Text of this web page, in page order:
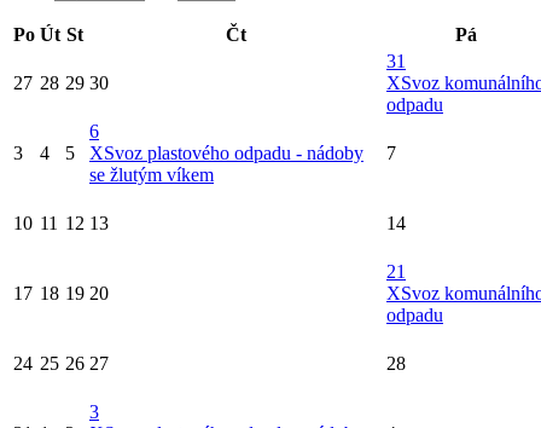
Po Út St Čt Pá
27 28 29 30
31
XSvoz
odpadu
3 4 5
6
XSvoz plastového odpadu - nádoby
se žlutým víkem
7
10 11 12 13 14
17 18 19 20
21
XSvoz
odpadu
24 25 26 27 28
3